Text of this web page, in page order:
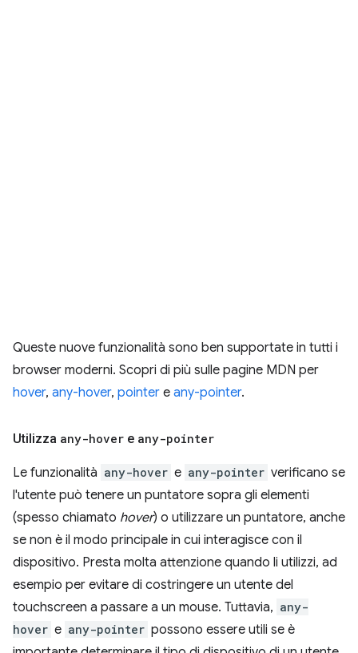
Queste nuove funzionalità sono ben supportate in tutti i
browser moderni. Scopri di più sulle pagine MDN per
hover, any-hover, pointer e any-pointer.
Utilizza any-hover e any-pointer
Le funzionalità any-hover e any-pointer verificano se
l'utente può tenere un puntatore sopra gli elementi
(spesso chiamato hover) o utilizzare un puntatore, anche
se non è il modo principale in cui interagisce con il
dispositivo. Presta molta attenzione quando li utilizzi, ad
esempio per evitare di costringere un utente del
touchscreen a passare a un mouse. Tuttavia, any-
hover e any-pointer possono essere utili se è